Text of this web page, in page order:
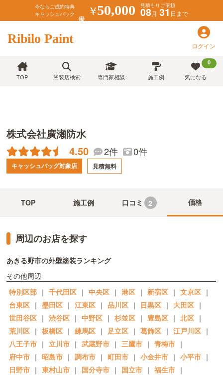
今ならご成約特典
キャッシュバック
￥50,000 見積もりご依頼
08月 31日まで
Ribilo Paint ログイン
TOP 塗装店検索 専門家相談 施工例
0
気になる
株式会社廣瀬防水
4.50 2件 0件
キャッシュバッグ対象店 見積無料
TOP 施工例 口コミ 2 価格
周辺のお店を探す
あきる野市の外壁塗装ランキング
その他周辺
特別区部 ｜ 千代田区 ｜ 中央区 ｜ 港区 ｜ 新宿区 ｜ 文京区 ｜
台東区 ｜ 墨田区 ｜ 江東区 ｜ 品川区 ｜ 目黒区 ｜ 大田区 ｜
世田谷区 ｜ 渋谷区 ｜ 中野区 ｜ 杉並区 ｜ 豊島区 ｜ 北区 ｜
荒川区 ｜ 板橋区 ｜ 練馬区 ｜ 足立区 ｜ 葛飾区 ｜ 江戸川区 ｜
八王子市 ｜ 立川市 ｜ 武蔵野市 ｜ 三鷹市 ｜ 青梅市 ｜
府中市 ｜ 昭島市 ｜ 調布市 ｜ 町田市 ｜ 小金井市 ｜ 小平市 ｜
日野市 ｜ 東村山市 ｜ 国分寺市 ｜ 国立市 ｜ 福生市 ｜